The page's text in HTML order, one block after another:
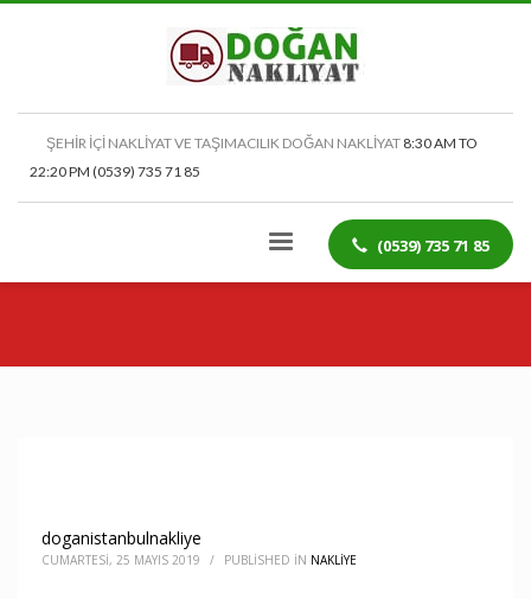
ŞEHİR İÇİ NAKLİYAT VE TAŞIMACILIK DOĞAN NAKLİYAT 8:30 AM TO
22:20 PM (0539) 735 71 85
(0539) 735 71 85
doganistanbulnakliye
CUMARTESI, 25 MAYIS 2019 / PUBLISHED IN NAKLIYE